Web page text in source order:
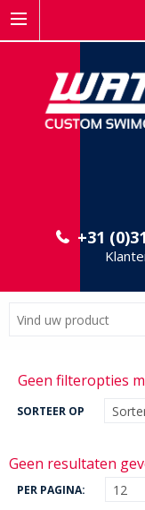
+31
Geen filteropties
SORTEER OP
Geen resultaten
PER PAGINA: